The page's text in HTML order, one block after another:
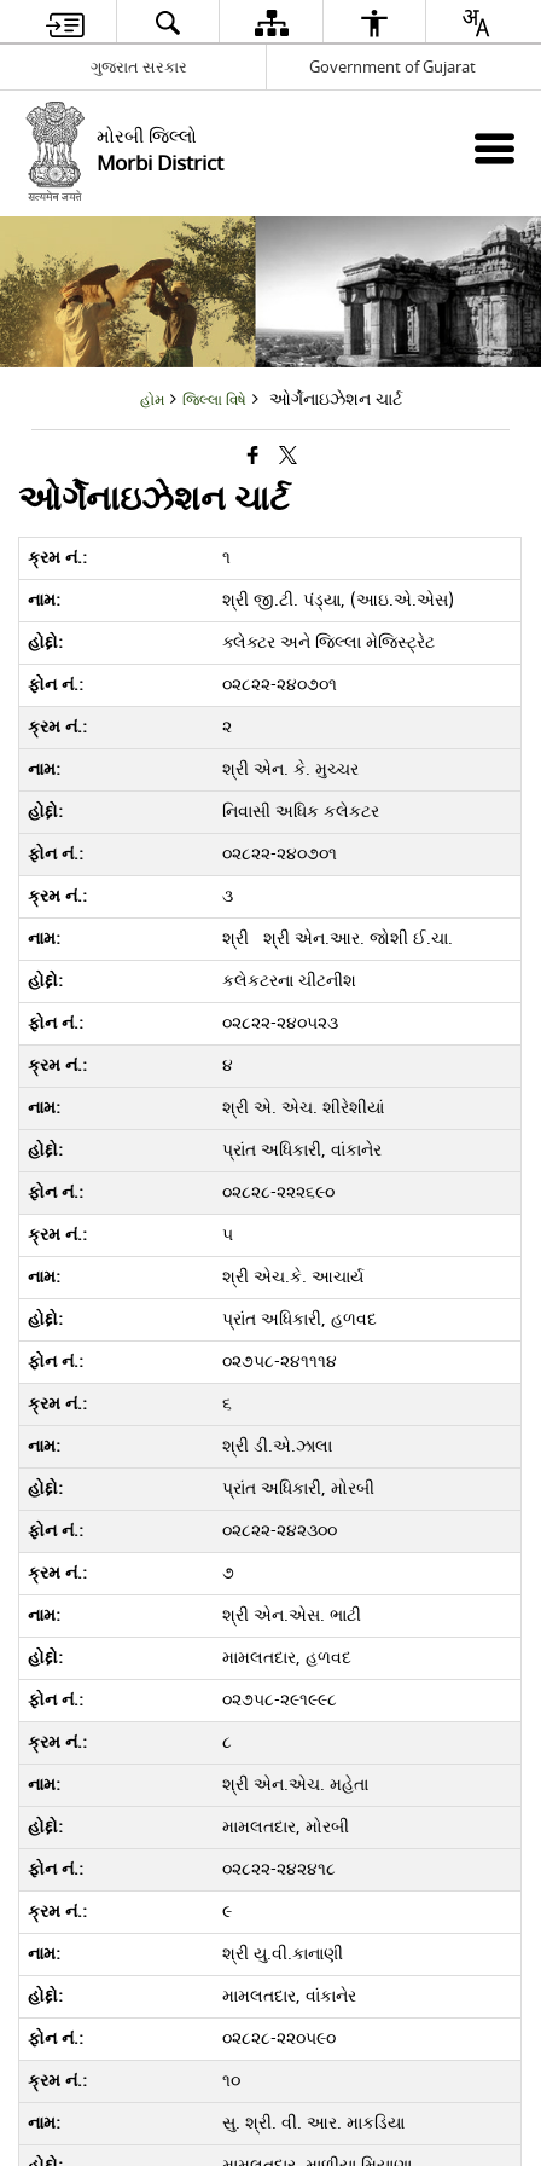
ગુજરાત સરકાર Government of Gujarat
મોરબી જિલ્લો
Morbi District
હોમ જિલ્લા વિષે ઓર્ગેનાઇઝેશન ચાર્ટ
ઓર્ગેનાઇઝેશન ચાર્ટ
૧
શ્રી જી.ટી. પંડ્યા, (આઇ.એ.એસ)
ક્લેક્ટર અને જિલ્લા મેજિસ્ટ્રેટ
૦૨૮૨૨-૨૪૦૭૦૧
૨
શ્રી એન. કે. મુચ્ચર
નિવાસી અધિક કલેકટર
૦૨૮૨૨-૨૪૦૭૦૧
૩
શ્રી શ્રી એન.આર. જોશી ઈ.ચા.
કલેકટરના ચીટનીશ
૦૨૮૨૨-૨૪૦૫૨૩
૪
શ્રી એ. એચ. શીરેશીયાં
પ્રાંત અધિકારી, વાંકાનેર
૦૨૮૨૮-૨૨૨૬૯૦
૫
શ્રી એચ.કે. આચાર્ય
પ્રાંત અધિકારી, હળવદ
૦૨૭૫૮-૨૪૧૧૧૪
૬
શ્રી ડી.એ.ઝાલા
પ્રાંત અધિકારી, મોરબી
૦૨૮૨૨-૨૪૨૩૦૦
૭
શ્રી એન.એસ. ભાટી
મામલતદાર, હળવદ
૦૨૭૫૮-૨૯૧૯૯૮
૮
શ્રી એન.એચ. મહેતા
મામલતદાર, મોરબી
૦૨૮૨૨-૨૪૨૪૧૮
૯
શ્રી યુ.વી.કાનાણી
મામલતદાર, વાંકાનેર
૦૨૮૨૮-૨૨૦૫૯૦
૧૦
સુ. શ્રી. વી. આર. માકડિયા